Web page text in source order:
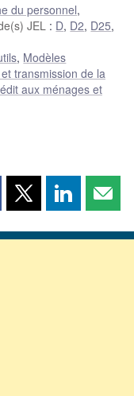
du personnel,
JEL : D, D2, D25,
, Modèles
transmission de la
aux ménages et
Partager
page
Partager
page page